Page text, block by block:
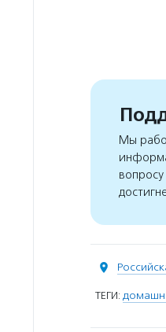
Мы
ТЕГИ: